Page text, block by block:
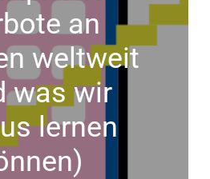
an
weltweit
was wir
lernen